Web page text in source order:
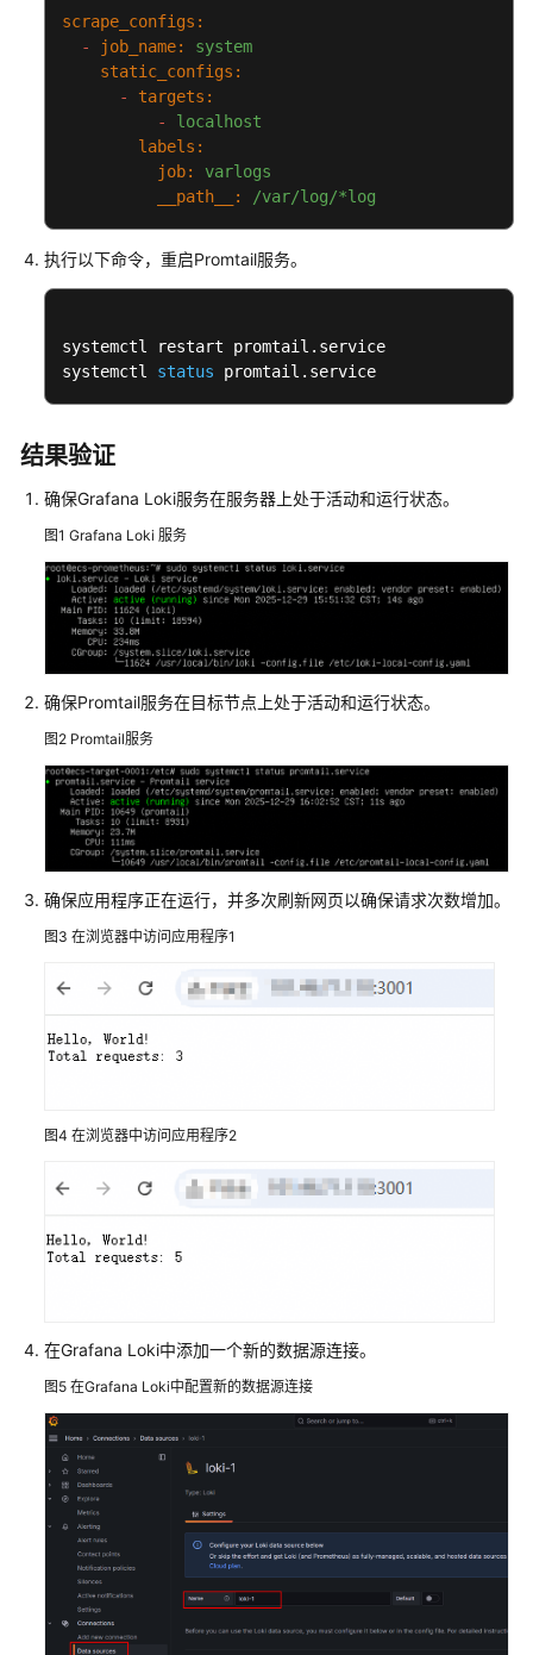
scrape_configs:
-
job_name:
system
static_configs:
-
targets:
-
localhost
labels:
job:
varlogs
__path__:
/var/log/*log
执行以下命令，重启Promtail服务。
systemctl restart promtail.service
systemctl status promtail.service
结果验证
确保Grafana Loki服务在服务器上处于活动和运行状态。
图1 Grafana Loki 服务
确保Promtail服务在目标节点上处于活动和运行状态。
图2 Promtail服务
确保应用程序正在运行，并多次刷新网页以确保请求次数增加。
图3 在浏览器中访问应用程序1
图4 在浏览器中访问应用程序2
在Grafana Loki中添加一个新的数据源连接。
图5 在Grafana Loki中配置新的数据源连接